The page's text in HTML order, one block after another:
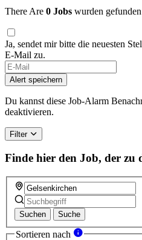
There Are 0 Jobs wurden gefunden
Ja, sendet mir bitte die neuesten
E-Mail zu.
Alert speichern
Du kannst diese Job-Alarm
deaktivieren.
Filter
Finde hier den Job, der zu
Suchen Suche
Sortieren nach